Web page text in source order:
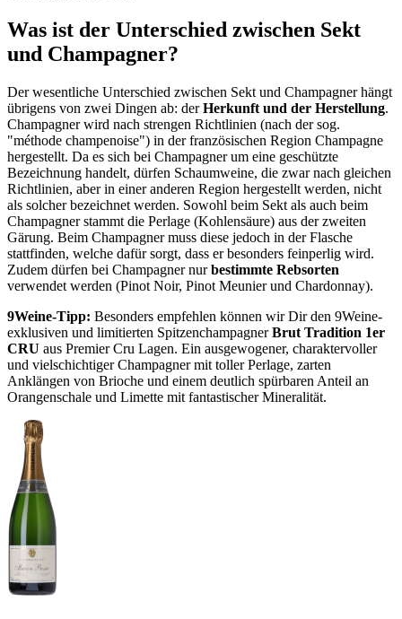
Was ist der Unterschied zwischen Sekt
und Champagner?
Der wesentliche Unterschied zwischen Sekt und Champagner hängt
übrigens von zwei Dingen ab: derHerkunft und der Herstellung.
Champagner wird nach strengen Richtlinien (nach der sog.
"méthode champenoise") in der französischen Region Champagne
hergestellt. Da es sich bei Champagner um eine geschützte
Bezeichnung handelt, dürfen Schaumweine, die zwar nach gleichen
Richtlinien, aber in einer anderen Region hergestellt werden, nicht
als solcher bezeichnet werden. Sowohl beim Sekt als auch beim
Champagner stammt die Perlage (Kohlensäure) aus der zweiten
Gärung. Beim Champagner muss diese jedoch in der Flasche
stattfinden, welche dafür sorgt, dass er besonders feinperlig wird.
Zudem dürfen bei Champagner nurbestimmte Rebsorten
verwendet werden (Pinot Noir, Pinot Meunier und Chardonnay).
9Weine-Tipp: Besonders empfehlen können wir Dir den 9Weine-
exklusiven und limitierten SpitzenchampagnerBrut Tradition 1er
CRU aus Premier Cru Lagen. Ein ausgewogener, charaktervoller
und vielschichtiger Champagner mit toller Perlage, zarten
Anklängen von Brioche und einem deutlich spürbaren Anteil an
Orangenschale und Limette mit fantastischer Mineralität.